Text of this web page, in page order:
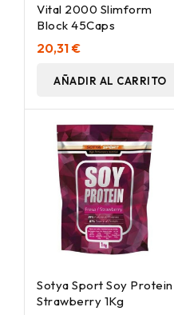
Vital 2000 Slimform
Block 45Caps
20,31 €
AÑADIR AL CARRITO
Sotya Sport Soy Protein
Strawberry 1Kg